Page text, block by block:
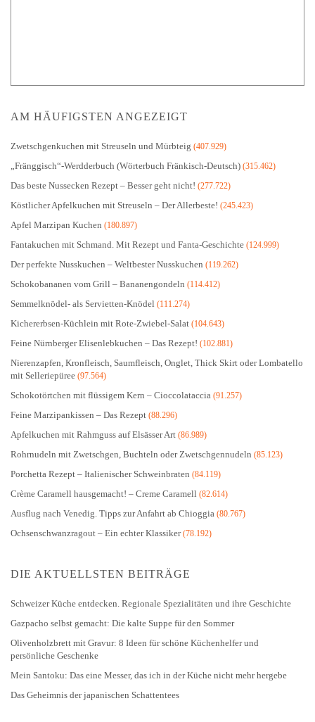
AM HÄUFIGSTEN ANGEZEIGT
Zwetschgenkuchen mit Streuseln und Mürbteig (407.929)
„Fränggisch“-Werdderbuch (Wörterbuch Fränkisch-Deutsch) (315.462)
Das beste Nussecken Rezept – Besser geht nicht! (277.722)
Köstlicher Apfelkuchen mit Streuseln – Der Allerbeste! (245.423)
Apfel Marzipan Kuchen (180.897)
Fantakuchen mit Schmand. Mit Rezept und Fanta-Geschichte (124.999)
Der perfekte Nusskuchen – Weltbester Nusskuchen (119.262)
Schokobananen vom Grill – Bananengondeln (114.412)
Semmelknödel- als Servietten-Knödel (111.274)
Kichererbsen-Küchlein mit Rote-Zwiebel-Salat (104.643)
Feine Nürnberger Elisenlebkuchen – Das Rezept! (102.881)
Nierenzapfen, Kronfleisch, Saumfleisch, Onglet, Thick Skirt oder Lombatello
mit Selleriepüree (97.564)
Schokotörtchen mit flüssigem Kern – Cioccolataccia (91.257)
Feine Marzipankissen – Das Rezept (88.296)
Apfelkuchen mit Rahmguss auf Elsässer Art (86.989)
Rohrnudeln mit Zwetschgen, Buchteln oder Zwetschgennudeln (85.123)
Porchetta Rezept – Italienischer Schweinbraten (84.119)
Crème Caramell hausgemacht! – Creme Caramell (82.614)
Ausflug nach Venedig. Tipps zur Anfahrt ab Chioggia (80.767)
Ochsenschwanzragout – Ein echter Klassiker(78.192)
DIE AKTUELLSTEN BEITRÄGE
Schweizer Küche entdecken. Regionale Spezialitäten und ihre Geschichte
Gazpacho selbst gemacht: Die kalte Suppe für den Sommer
Olivenholzbrett mit Gravur: 8 Ideen für schöne Küchenhelfer und
persönliche Geschenke
Mein Santoku: Das eine Messer, das ich in der Küche nicht mehr hergebe
Das Geheimnis der japanischen Schattentees